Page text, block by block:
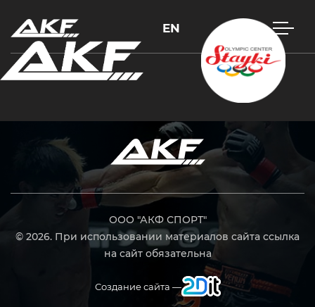
EN
ООО "АКФ СПОРТ"
© 2026. При использовании материалов сайта ссылка
на сайт обязательна
Создание сайта —
Нажмите Enter для поиска или Esc, чтобы закрыть